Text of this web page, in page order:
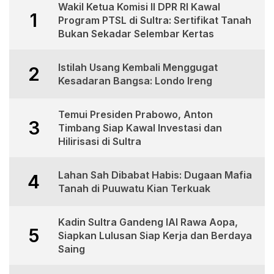
1
Wakil Ketua Komisi II DPR RI Kawal
Program PTSL di Sultra: Sertifikat Tanah
Bukan Sekadar Selembar Kertas
2
Istilah Usang Kembali Menggugat
Kesadaran Bangsa: Londo Ireng
3
Temui Presiden Prabowo, Anton
Timbang Siap Kawal Investasi dan
Hilirisasi di Sultra
4
Lahan Sah Dibabat Habis: Dugaan Mafia
Tanah di Puuwatu Kian Terkuak
5
Kadin Sultra Gandeng IAI Rawa Aopa,
Siapkan Lulusan Siap Kerja dan Berdaya
Saing